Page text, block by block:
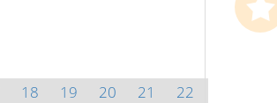
18 19 20 21
22